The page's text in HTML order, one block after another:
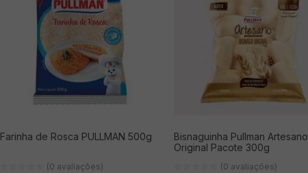
Farinha de Rosca PULLMAN 500g
(0 avaliações)
Bisnaguinha Pullman Artesano
Original Pacote 300g
(0 avaliações)